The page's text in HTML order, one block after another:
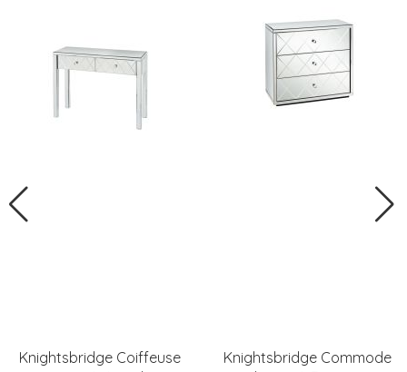
Knightsbridge Coiffeuse
Knightsbridge Commode